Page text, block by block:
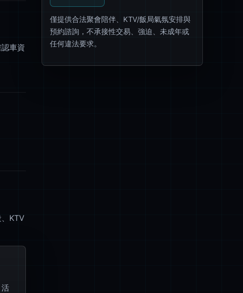
車資
KTV
僅提供合法聚會陪伴、KTV/飯局氣氛安排與
預約諮詢，不承接性交易、強迫、未成年或
任何違法要求。